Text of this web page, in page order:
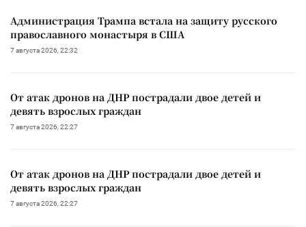
Администрация Трампа встала на защиту русского
православного монастыря в США
7 августа 2026, 22:32
От атак дронов на ДНР пострадали двое детей и
девять взрослых граждан
7 августа 2026, 22:27
От атак дронов на ДНР пострадали двое детей и
девять взрослых граждан
7 августа 2026, 22:27